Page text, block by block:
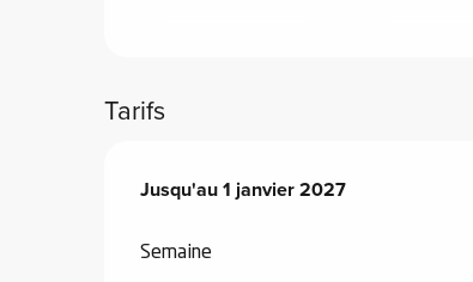
Tarifs
Du3 janvier 2026au1 janvier 2027
Jusqu'au1 janvier 2027
Semaine